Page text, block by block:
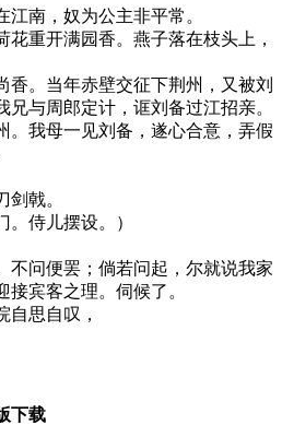
南，奴为公主非平常。
花重开满园香。燕子落在枝头上，
香。当年赤壁交征下荆州，又被刘
与周郎定计，诓刘备过江招亲。
。我母一见刘备，遂心合意，弄假
戟。
侍儿摆设。）
不问便罢；倘若问起，尔就说我家
宾客之理。伺候了。
自思自叹，
下载